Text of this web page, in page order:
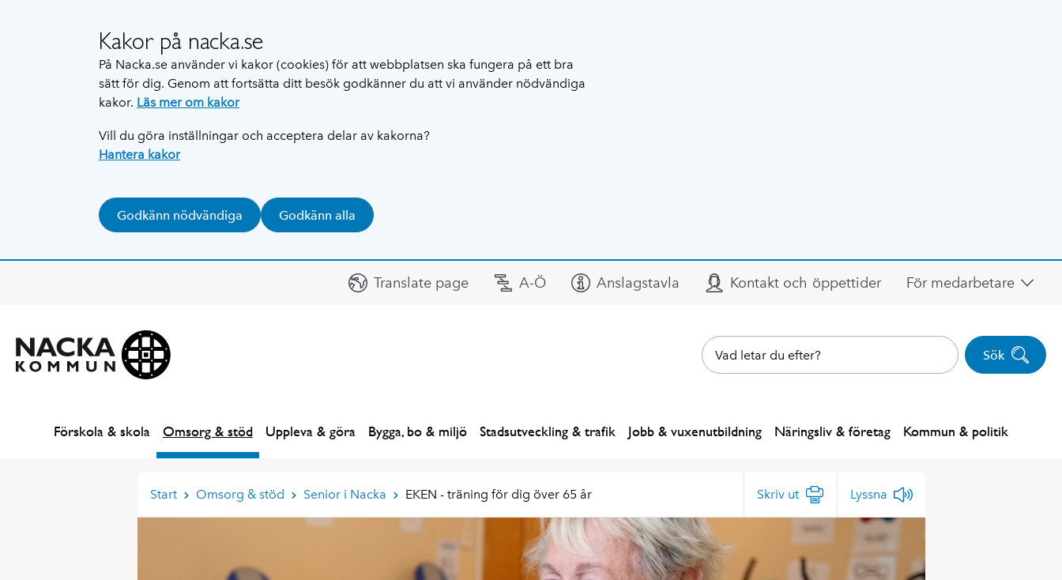
Kakor på nacka.se
På Nacka.se använder vi kakor (cookies) för att webbplatsen ska fungera på ett bra
sätt för dig. Genom att fortsätta ditt besök godkänner du att vi använder nödvändiga
kakor. Läs mer om kakor
Vill du göra inställningar och acceptera delar av kakorna?
Hantera kakor
Godkänn nödvändiga Godkänn alla
Translate page A-Ö Anslagstavla Kontakt och öppettider För medarbetare
Sök
Förskola & skola Omsorg & stöd Uppleva & göra Bygga, bo & miljö Stadsutveckling & trafik Jobb & vuxenutbildning Näringsliv & företag Kommun & politik
Start Omsorg & stöd Senior i Nacka EKEN - träning för dig över 65 år Skriv ut Lyssna